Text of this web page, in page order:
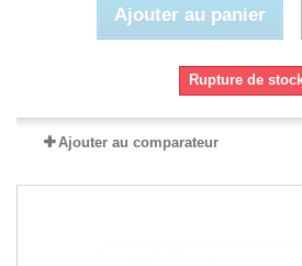
Ajouter au panier
Rupture de
Ajouter au comparateur